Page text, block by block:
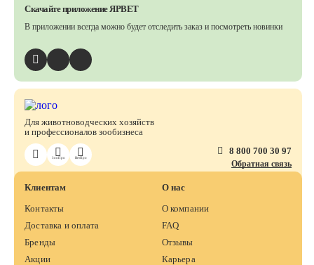
ЗооПро ВетПро
Для животноводческих хозяйств
и профессионалов зообизнеса
8 800 700 30 97
Обратная связь
Клиентам
Контакты
Доставка и оплата
Бренды
Акции
О нас
О компании
FAQ
Отзывы
Карьера
Скачайте приложение ЯРВЕТ
В приложении всегда можно будет отследить заказ и посмотреть новинки